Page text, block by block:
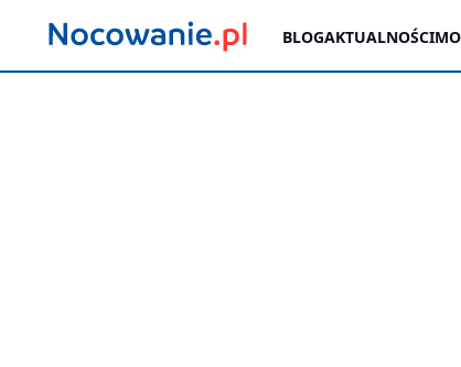
BLOGAKTUALNOŚCI